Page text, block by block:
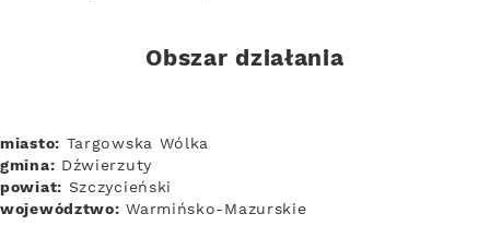
Obszar działania
miasto: Targowska Wólka
gmina: Dźwierzuty
powiat: Szczycieński
województwo: Warmińsko-Mazurskie